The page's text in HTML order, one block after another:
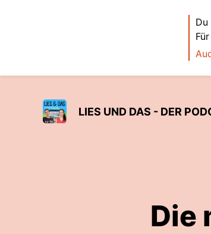
Du
LIES UND DAS - DER
Die